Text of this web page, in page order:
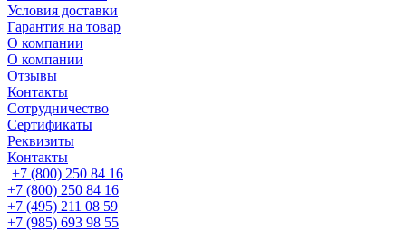
Условия доставки
Гарантия на товар
О компании
О компании
Отзывы
Контакты
Сотрудничество
Сертификаты
Реквизиты
Контакты
+7 (800) 250 84 16
+7 (800) 250 84 16
+7 (495) 211 08 59
+7 (985) 693 98 55